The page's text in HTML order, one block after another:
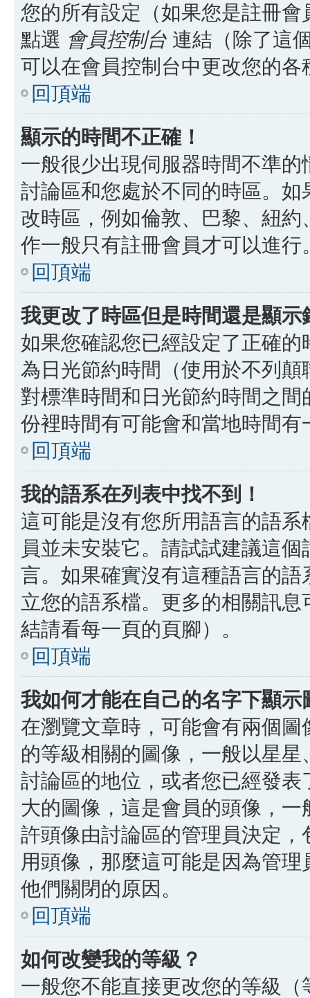
您的所有設定（如果您是註冊
點選 會員控制台 連結（除了這
可以在會員控制台中更改您的各
回頂端
顯示的時間不正確！
一般很少出現伺服器時間不準
討論區和您處於不同的時區。
改時區，例如倫敦、巴黎、紐
作一般只有註冊會員才可以進
回頂端
我更改了時區但是時間還是顯示
如果您確認您已經設定了正確
為日光節約時間（使用於不列
對標準時間和日光節約時間之
份裡時間有可能會和當地時間
回頂端
我的語系在列表中找不到！
這可能是沒有您所用語言的語
員並未安裝它。請試試建議這
言。如果確實沒有這種語言的
立您的語系檔。更多的相關訊
結請看每一頁的頁腳）。
回頂端
我如何才能在自己的名字下顯示
在瀏覽文章時，可能會有兩個
的等級相關的圖像，一般以星
討論區的地位，或者您已經發
大的圖像，這是會員的頭像，
許頭像由討論區的管理員決定
用頭像，那麼這可能是因為管
他們關閉的原因。
回頂端
如何改變我的等級？
一般您不能直接更改您的等級